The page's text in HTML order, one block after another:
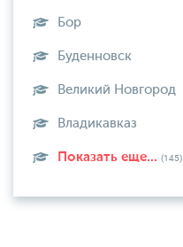
Бор
Буденновск
Великий Новгород
Владикавказ
Показать еще... (145)